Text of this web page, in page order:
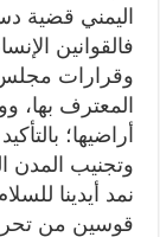
اليمني قضية
فالقوانين
وقرارات مجلس
المعترف بها،
أراضيها؛
وتجنيب المدن
نمد أيدينا
قوسين من